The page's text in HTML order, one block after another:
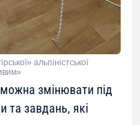
альпіністської
змінювати під
та завдань, які